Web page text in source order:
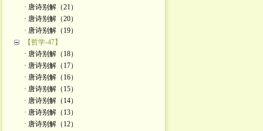
· 唐诗别解（21）
· 唐诗别解（20）
· 唐诗别解（19）
【哲学-47】
· 唐诗别解（18）
· 唐诗别解（17）
· 唐诗别解（16）
· 唐诗别解（15）
· 唐诗别解（14）
· 唐诗别解（13）
· 唐诗别解（12）